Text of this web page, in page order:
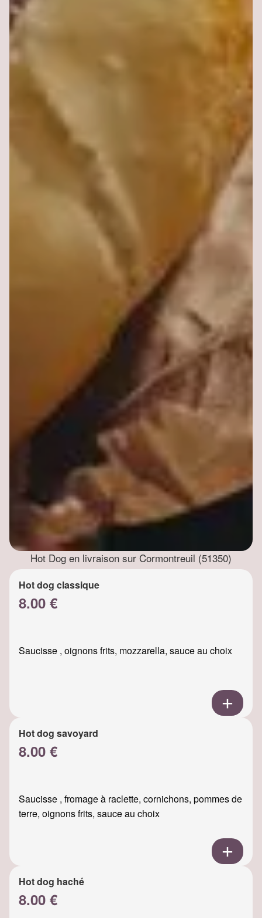
Hot Dog en livraison sur Cormontreuil (51350)
Hot dog classique
8.00 €
Saucisse , oignons frits, mozzarella, sauce au choix
Hot dog savoyard
8.00 €
Saucisse , fromage à raclette, cornichons, pommes de
terre, oignons frits, sauce au choix
Hot dog haché
8.00 €